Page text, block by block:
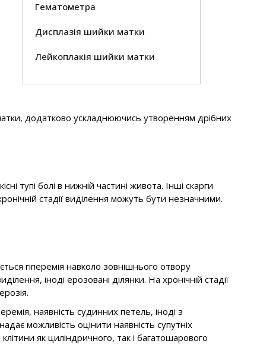
Гематометра
Дисплазія шийки матки
Лейкоплакія шийки матки
додатково ускладнюючись утворенням дрібних
тупі болі в нижній частині живота. Інші скарги
стадії виділення можуть бути незначними.
гіперемія навколо зовнішнього отвору
іноді ерозовані ділянки. На хронічній стадії
наявність судинних петель, іноді з
можливість оцінити наявність супутніх
як циліндричного, так і багатошарового